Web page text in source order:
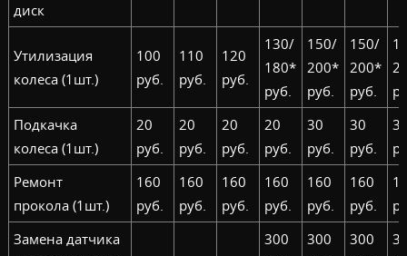
диск
Утилизация
колеса (1шт.)
100
руб.
110
руб.
120
руб.
130/
180*
руб.
150/
200*
руб.
150/
200*
руб.
Подкачка
колеса (1шт.)
20
руб.
20
руб.
20
руб.
20
руб.
30
руб.
30
руб.
Ремонт
прокола (1шт.)
160
руб.
160
руб.
160
руб.
160
руб.
160
руб.
160
руб.
Замена датчика
300
300
300